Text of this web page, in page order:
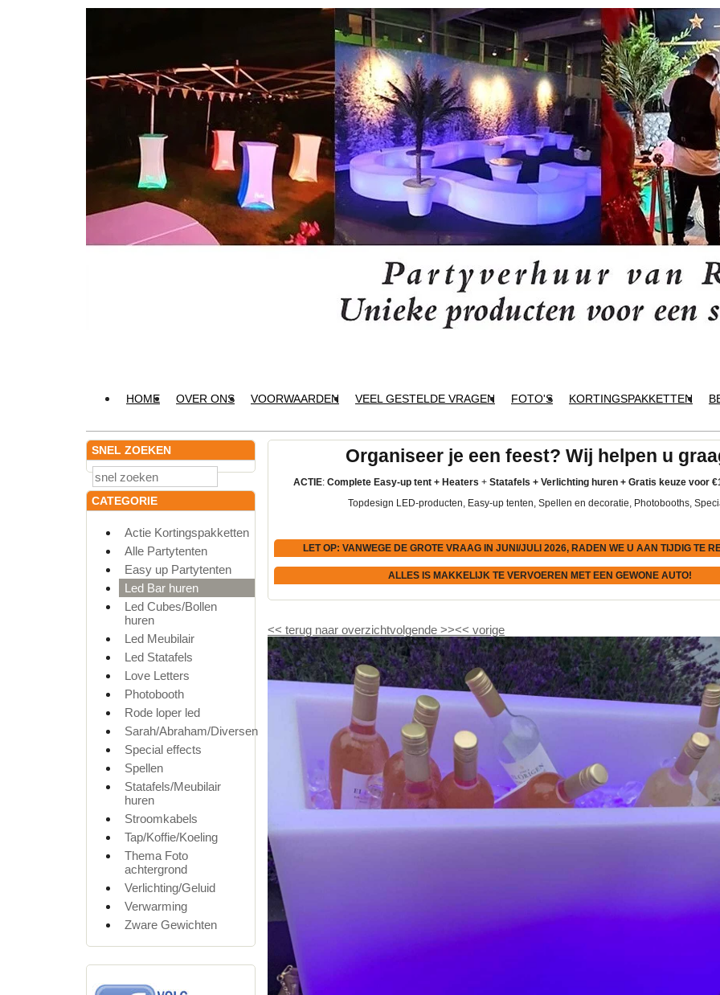
HOME OVER ONS VOORWAARDEN VEEL GESTELDE VRAGEN FOTO'S KORTINGSPAKKETTEN
SNEL ZOEKEN
CATEGORIE
Actie Kortingspakketten
Alle Partytenten
Easy up Partytenten
Led Bar huren
Led Cubes/Bollen
huren
Led Meubilair
Led Statafels
Love Letters
Photobooth
Rode loper led
Sarah/Abraham/Diversen
Special effects
Spellen
Statafels/Meubilair
huren
Stroomkabels
Tap/Koffie/Koeling
Thema Foto
achtergrond
Verlichting/Geluid
Verwarming
Zware Gewichten
Organiseer je een feest? Wij helpen u
ACTIE: Complete Easy-up tent + Heaters + Statafels + Verlichting huren + Gratis keuze voor
Topdesign LED-producten, Easy-up tenten, Spellen en decoratie, Photobooths,
LET OP: VANWEGE DE GROTE VRAAG IN JUNI/JULI 2026, RADEN WE U AAN TIJDIGTE
ALLES IS MAKKELIJK TE VERVOEREN MET EEN GEWONE AUTO!
<< terug naar overzichtvolgende >><< vorige